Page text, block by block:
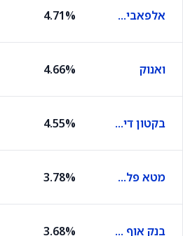
אלפאבית C 4.71%
ואנוק 4.66%
בקטון דיקינסון ושות 4.55%
מטא פלטפורמס 3.78%
בנק אוף ניו יורק מלון 3.68%